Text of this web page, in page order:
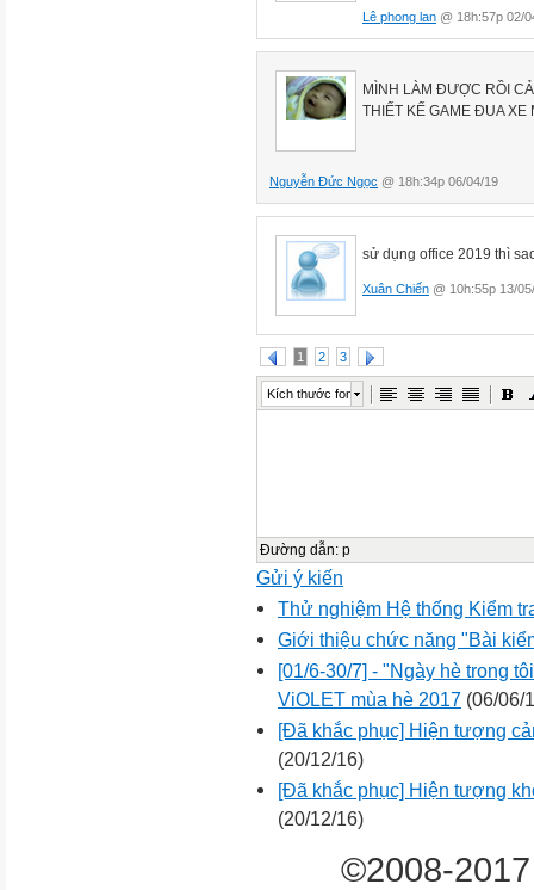
Lê phong lan @ 18h:57p 02/
MÌNH LÀM ĐƯỢC RỒI
THIẾT KẾ GAME ĐUA XE
Nguyễn Đức Ngọc @ 18h:34p 06/04/19
sử dụng office 2019 thì
Xuân Chiến @ 10h:55p 13/
1 2 3
Kích thước font
Đường dẫn: p
Gửi ý kiến
Thử nghiệm Hệ thống Kiểm
Giới thiệu chức năng "Bài
[01/6-30/7] - "Ngày hè trong
ViOLET mùa hè 2017 (06/06/
[Đã khắc phục] Hiện tượng
(20/12/16)
[Đã khắc phục] Hiện tượng
(20/12/16)
©2008-